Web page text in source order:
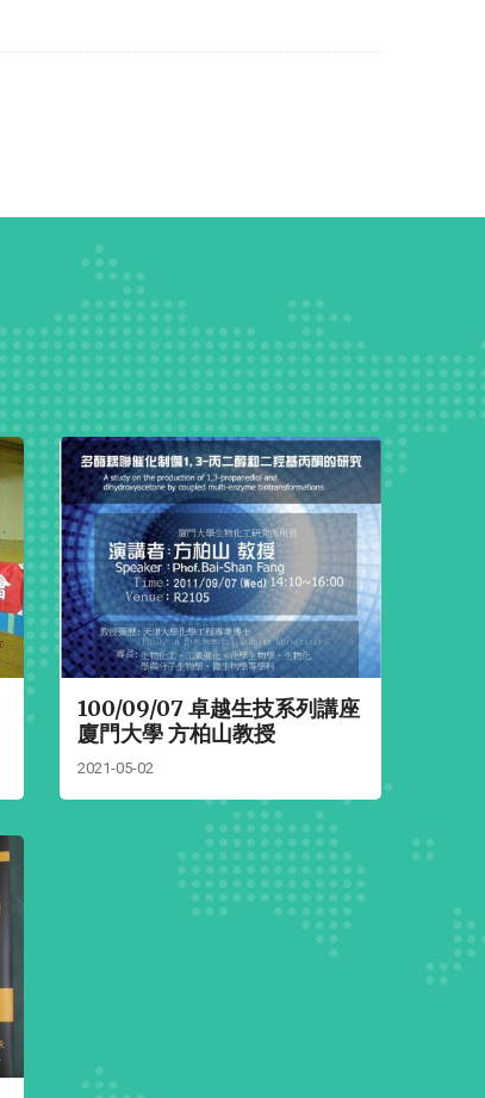
100/09/07 卓越生技系列講座
廈門大學 方柏山教授
2021-05-02